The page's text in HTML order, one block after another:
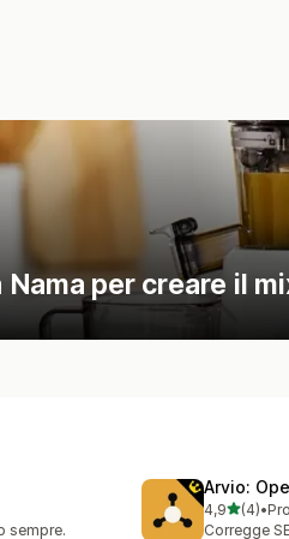
per creare il
sempre.
Arvio:
4,9stelle su
(4)
4 •
Corregge